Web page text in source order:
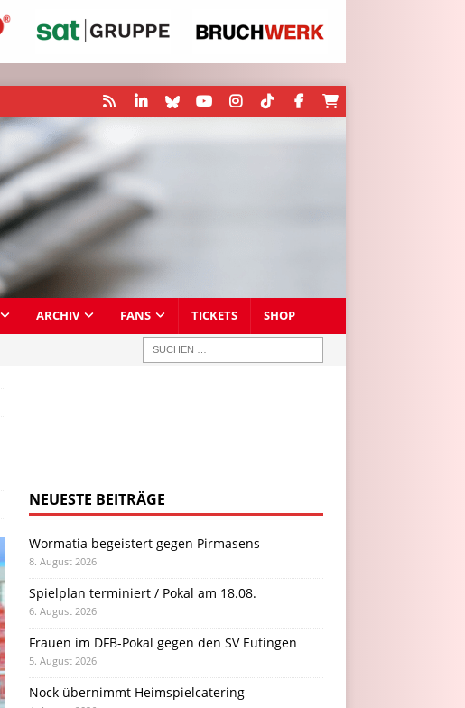
ARCHIV FANS TICKETS SHOP
NEUESTE BEITRÄGE
Wormatia begeistert gegen Pirmasens
8. August 2026
Spielplan terminiert / Pokal am 18.08.
6. August 2026
Frauen im DFB-Pokal gegen den SV Eutingen
5. August 2026
Nock übernimmt Heimspielcatering